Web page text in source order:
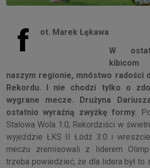
f
ot. Marek Łękawa
W
naszym regionie, mnóstwo radości
Rekordu. I nie chodzi tylko o
wygrane mecze. Drużyna
ostatnio wyraźną zwyżkę formy.
Stalowa Wola 1:0, Rekordziści w
wyjeździe ŁKS II Łódź 3:0 i
meczu zremisowali z liderem
trzeba powiedzieć, że dla lidera był to